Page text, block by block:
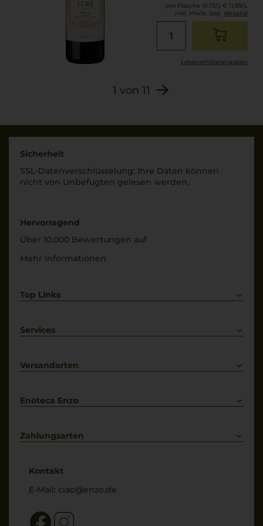
Gummi arabicum,
Metaweinsäure,
Antioxidationsmittel:
SULFITE.
pro Flasche (0.75l), € 11,99/L
inkl. MwSt. zzgl. Versand
Lebensmittel­angaben
1 von 11
Sicherheit
SSL-Daten­verschlüs­selung: Ihre Daten können
nicht von Unbe­fugten gelesen werden.
Hervorragend
Über 10.000 Bewertungen auf
Mehr Informationen
Top Links
Weißwein
Services
Kontakt
Versandarten
Enoteca Enzo
Bewertungs-Richtlinien
Zahlungsarten
Kontakt
E-Mail: ciao@enzo.de